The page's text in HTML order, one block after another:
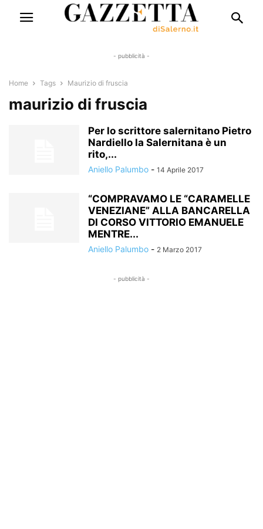
- pubblicità -
Home Tags Maurizio di fruscia
maurizio di fruscia
Per lo scrittore salernitano Pietro
Nardiello la Salernitana è un
rito,...
Aniello Palumbo - 14 Aprile 2017
“COMPRAVAMO LE “CARAMELLE
VENEZIANE” ALLA BANCARELLA
DI CORSO VITTORIO EMANUELE
MENTRE...
Aniello Palumbo - 2 Marzo 2017
- pubblicità -